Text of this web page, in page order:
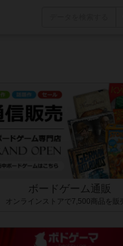
ボードゲーム通販
オンラインストアで7,500商品を販